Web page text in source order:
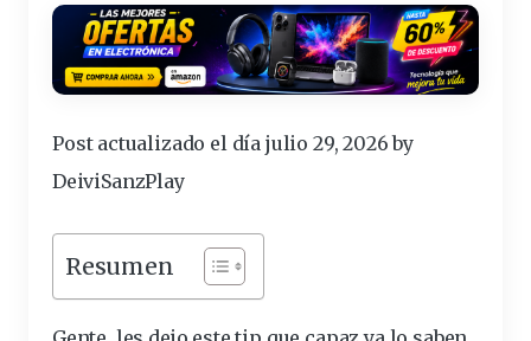
Post actualizado el día julio 29, 2026 by
DeiviSanzPlay
Resumen